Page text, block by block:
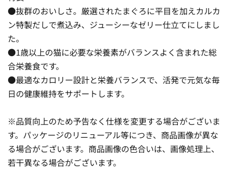
●抜群のおいしさ。厳選されたまぐろに平目を加えカルカ
ン特製だしで煮込み、ジューシーなゼリー仕立てにしまし
た。
●1歳以上の猫に必要な栄養素がバランスよく含まれた総
合栄養食です。
●最適なカロリー設計と栄養バランスで、活発で元気な毎
日の健康維持をサポートします。
※品質向上のため予告なく仕様を変更する場合がございま
す。パッケージのリニューアル等につき、商品画像が異な
る場合がございます。商品画像の色合いは、画像処理上、
若干異なる場合がございます。